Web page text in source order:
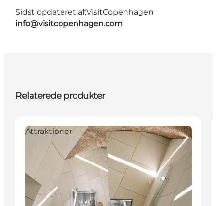
Sidst opdateret af:VisitCopenhagen
info@visitcopenhagen.com
Relaterede produkter
Attraktioner